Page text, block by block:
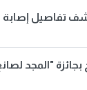
تفاصيل
بجائزة "المجد